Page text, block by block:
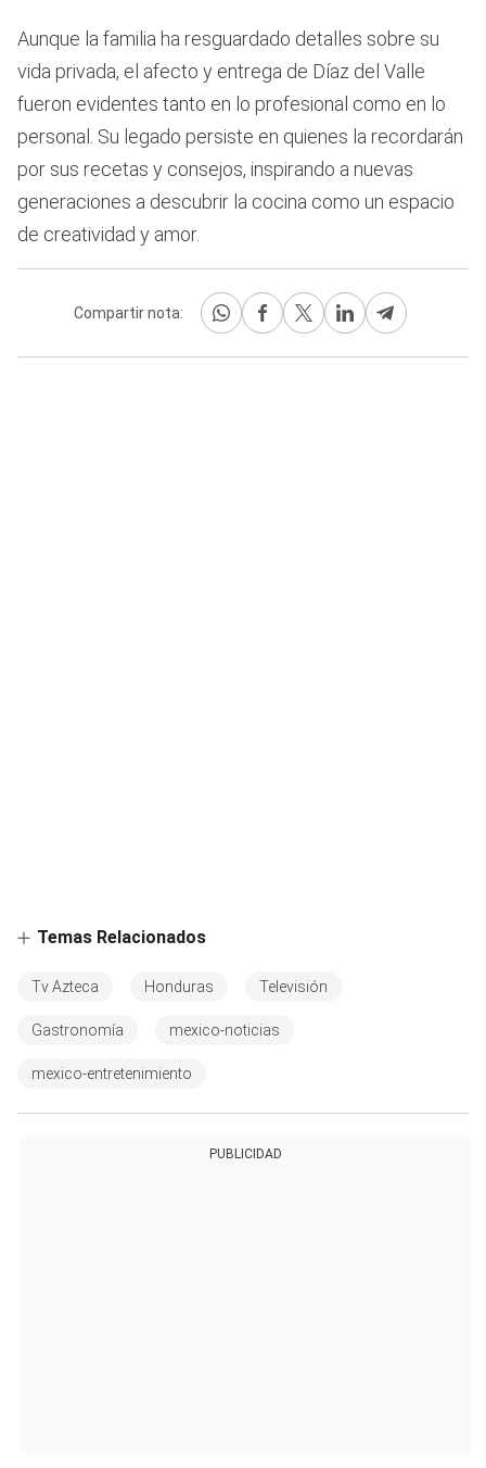
Aunque la familia ha resguardado detalles sobre su
vida privada, el afecto y entrega de Díaz del Valle
fueron evidentes tanto en lo profesional como en lo
personal. Su legado persiste en quienes la recordarán
por sus recetas y consejos, inspirando a nuevas
generaciones a descubrir la cocina como un espacio
de creatividad y amor.
Compartir nota:
Temas Relacionados
Tv Azteca Honduras Televisión
Gastronomía mexico-noticias
mexico-entretenimiento
PUBLICIDAD